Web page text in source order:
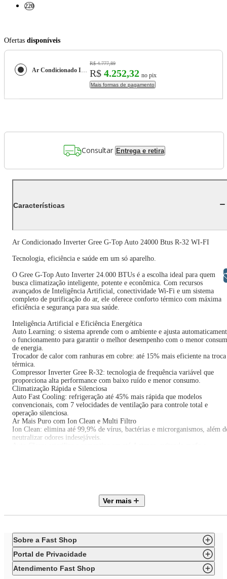
220
Ofertas disponíveis
Ar Condicionado Inverter Gree 24000 Frio 220v Auto R-32 WI-FI
R$ 4.777,89
R$ 4.252,32 no pix
Mais formas de pagamento
Consultar Entrega e retira
Características
Ar Condicionado Inverter Gree G-Top Auto 24000 Btus R-32 WI-FI
Tecnologia, eficiência e saúde em um só aparelho.
O Gree G-Top Auto Inverter 24.000 BTUs é a escolha ideal para quem
busca climatização inteligente, potente e econômica. Com recursos
avançados de Inteligência Artificial, conectividade Wi-Fi e um sistema
completo de purificação do ar, ele oferece conforto térmico com máxima
eficiência e segurança para sua saúde.
Inteligência Artificial e Eficiência Energética
Auto Learning: o sistema aprende com o ambiente e ajusta
o funcionamento para garantir o melhor desempenho com o menor
de energia.
Trocador de calor com ranhuras em cobre: até 15% mais eficiente na troca
térmica.
Compressor Inverter Gree R-32: tecnologia de frequência variável que
proporciona alta performance com baixo ruído e menor consumo.
Climatização Rápida e Silenciosa
Auto Fast Cooling: refrigeração até 45% mais rápida que modelos
convencionais, com 7 velocidades de ventilação para controle total e
operação silenciosa.
Ar Mais Puro com Ion Clean e Multi Filtro
Ion Clean: elimina até 99,9% de vírus, bactérias e microrganismos, além
neutralizar odores indesejáveis.
Filtro Antibacteriano: combate bactérias presentes no ar.
Filtro de Íons de Prata: atua diretamente na membrana celular bacteriana.
Conectividade e Praticidade:
Wi-Fi Integrado: controle total via smartphone, de onde estiver.
Compatível com Google Assistente e Alexa: comandos de voz para ligar,
desligar, ajustar temperatura e mais.
Função IFeel: o controle remoto detecta a temperatura ambiente e envia os
Ver mais
Sobre a Fast Shop
Portal de Privacidade
Atendimento Fast Shop
Libras